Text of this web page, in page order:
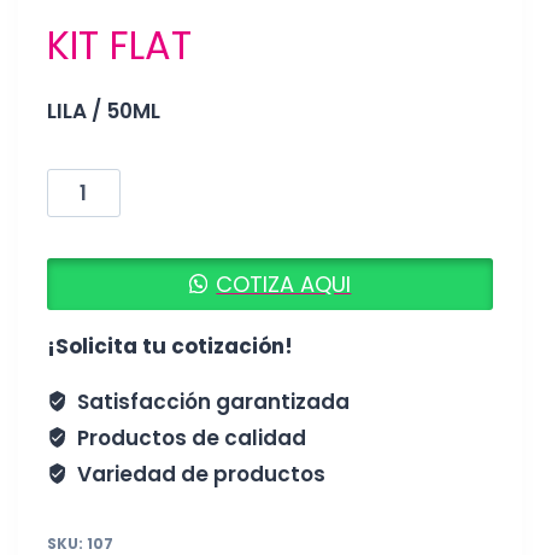
KIT FLAT
LILA / 50ML
FLAT
COTIZA AQUI
¡Solicita tu cotización!
Satisfacción garantizada
Productos de calidad
Variedad de productos
SKU: 107